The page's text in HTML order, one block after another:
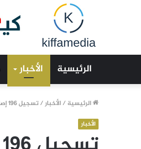
الرئيسية الأخبار
الرئيسية /الأخبار/تسجيل 196 إصابة بفيروس كورونا من ضمنها 6 إصابات في ولاية لعصابه
الأخبار